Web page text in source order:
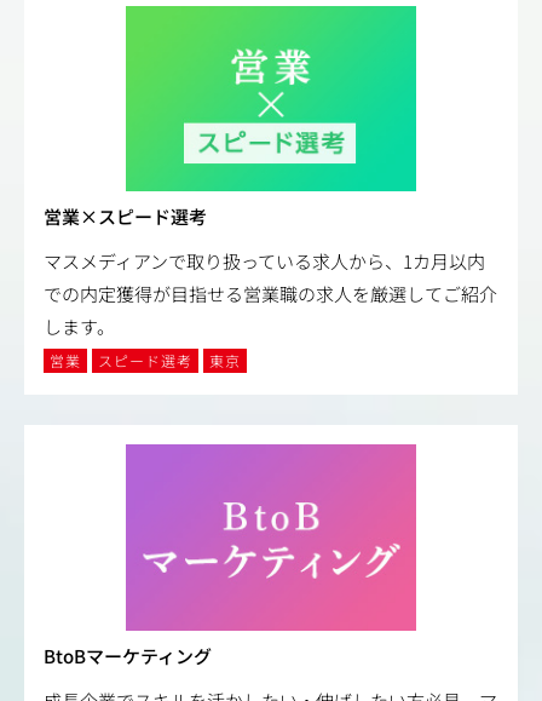
営業×スピード選考
マスメディアンで取り扱っている求人から、1カ月以内
での内定獲得が目指せる営業職の求人を厳選してご紹介
します。
営業 スピード選考 東京
BtoBマーケティング